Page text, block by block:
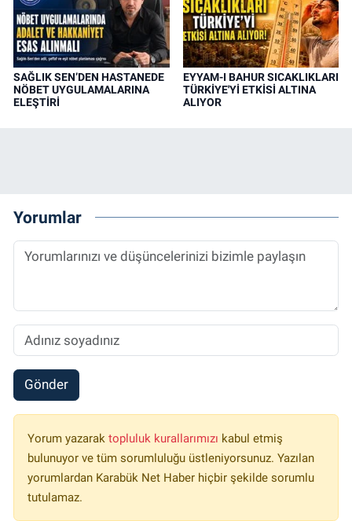
SAĞLIK SEN’DEN HASTANEDE
NÖBET UYGULAMALARINA
ELEŞTİRİ
EYYAM-I BAHUR SICAKLIKLARI
TÜRKİYE'Yİ ETKİSİ ALTINA
ALIYOR
Yorumlar
Gönder
Yorum yazarak topluluk kurallarımızı kabul etmiş
bulunuyor ve tüm sorumluluğu üstleniyorsunuz. Yazılan
yorumlardan Karabük Net Haber hiçbir şekilde sorumlu
tutulamaz.